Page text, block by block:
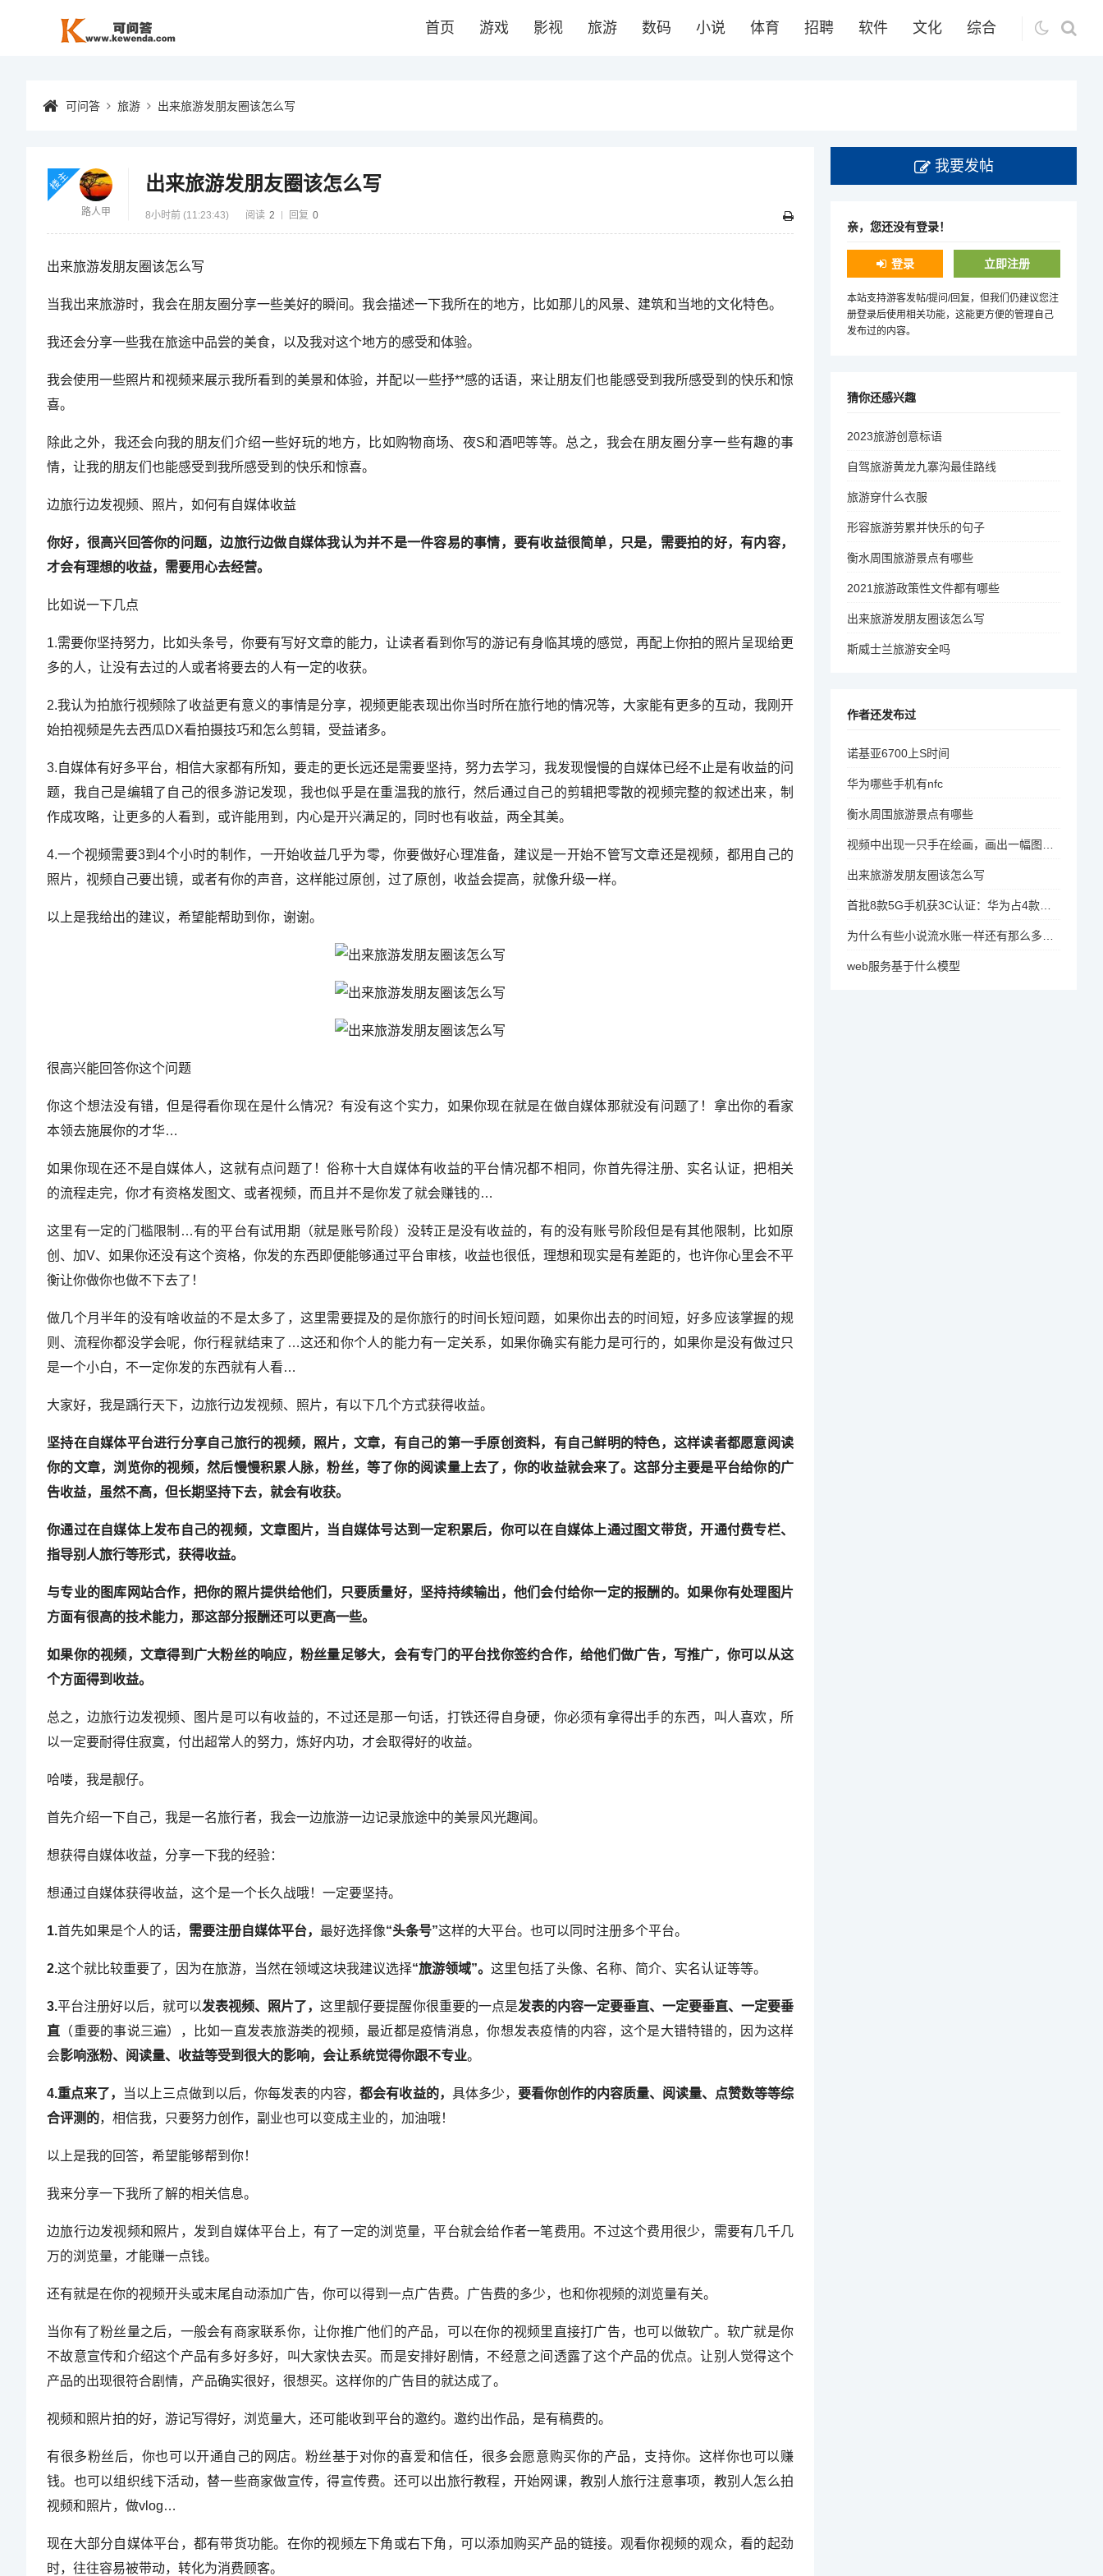
首页 游戏 影视 旅游 数码 小说 体育 招聘 软件 文化 综合
可问答 旅游 出来旅游发朋友圈该怎么写
出来旅游发朋友圈该怎么写
8小时前 (11:23:43) 阅读 2 回复 0
路人甲
楼主
出来旅游发朋友圈该怎么写
当我出来旅游时，我会在朋友圈分享一些美好的瞬间。我会描述一下我所在的地方，比如那儿的风景、建筑和当地的文化特色。
我还会分享一些我在旅途中品尝的美食，以及我对这个地方的感受和体验。
我会使用一些照片和视频来展示我所看到的美景和体验，并配以一些抒**感的话语，来让朋友们也能感受到我所感受到的快乐和惊
喜。
除此之外，我还会向我的朋友们介绍一些好玩的地方，比如购物商场、夜S和酒吧等等。总之，我会在朋友圈分享一些有趣的事
情，让我的朋友们也能感受到我所感受到的快乐和惊喜。
边旅行边发视频、照片，如何有自媒体收益
你好，很高兴回答你的问题，边旅行边做自媒体我认为并不是一件容易的事情，要有收益很简单，只是，需要拍的好，有内容，
才会有理想的收益，需要用心去经营。
比如说一下几点
1.需要你坚持努力，比如头条号，你要有写好文章的能力，让读者看到你写的游记有身临其境的感觉，再配上你拍的照片呈现给更
多的人，让没有去过的人或者将要去的人有一定的收获。
2.我认为拍旅行视频除了收益更有意义的事情是分享，视频更能表现出你当时所在旅行地的情况等，大家能有更多的互动，我刚开
始拍视频是先去西瓜DX看拍摄技巧和怎么剪辑，受益诸多。
3.自媒体有好多平台，相信大家都有所知，要走的更长远还是需要坚持，努力去学习，我发现慢慢的自媒体已经不止是有收益的问
题，我自己是编辑了自己的很多游记发现，我也似乎是在重温我的旅行，然后通过自己的剪辑把零散的视频完整的叙述出来，制
作成攻略，让更多的人看到，或许能用到，内心是开兴满足的，同时也有收益，两全其美。
4.一个视频需要3到4个小时的制作，一开始收益几乎为零，你要做好心理准备，建议是一开始不管写文章还是视频，都用自己的
照片，视频自己要出镜，或者有你的声音，这样能过原创，过了原创，收益会提高，就像升级一样。
以上是我给出的建议，希望能帮助到你，谢谢。
很高兴能回答你这个问题
你这个想法没有错，但是得看你现在是什么情况？有没有这个实力，如果你现在就是在做自媒体那就没有问题了！拿出你的看家
本领去施展你的才华…
如果你现在还不是自媒体人，这就有点问题了！俗称十大自媒体有收益的平台情况都不相同，你首先得注册、实名认证，把相关
的流程走完，你才有资格发图文、或者视频，而且并不是你发了就会赚钱的…
这里有一定的门槛限制…有的平台有试用期（就是账号阶段）没转正是没有收益的，有的没有账号阶段但是有其他限制，比如原
创、加V、如果你还没有这个资格，你发的东西即便能够通过平台审核，收益也很低，理想和现实是有差距的，也许你心里会不平
衡让你做你也做不下去了！
做几个月半年的没有啥收益的不是太多了，这里需要提及的是你旅行的时间长短问题，如果你出去的时间短，好多应该掌握的规
则、流程你都没学会呢，你行程就结束了…这还和你个人的能力有一定关系，如果你确实有能力是可行的，如果你是没有做过只
是一个小白，不一定你发的东西就有人看…
大家好，我是踽行天下，边旅行边发视频、照片，有以下几个方式获得收益。
坚持在自媒体平台进行分享自己旅行的视频，照片，文章，有自己的第一手原创资料，有自己鲜明的特色，这样读者都愿意阅读
你的文章，浏览你的视频，然后慢慢积累人脉，粉丝，等了你的阅读量上去了，你的收益就会来了。这部分主要是平台给你的广
告收益，虽然不高，但长期坚持下去，就会有收获。
你通过在自媒体上发布自己的视频，文章图片，当自媒体号达到一定积累后，你可以在自媒体上通过图文带货，开通付费专栏、
指导别人旅行等形式，获得收益。
与专业的图库网站合作，把你的照片提供给他们，只要质量好，坚持持续输出，他们会付给你一定的报酬的。如果你有处理图片
方面有很高的技术能力，那这部分报酬还可以更高一些。
如果你的视频，文章得到广大粉丝的响应，粉丝量足够大，会有专门的平台找你签约合作，给他们做广告，写推广，你可以从这
个方面得到收益。
总之，边旅行边发视频、图片是可以有收益的，不过还是那一句话，打铁还得自身硬，你必须有拿得出手的东西，叫人喜欢，所
以一定要耐得住寂寞，付出超常人的努力，炼好内功，才会取得好的收益。
哈喽，我是靓仔。
首先介绍一下自己，我是一名旅行者，我会一边旅游一边记录旅途中的美景风光趣闻。
想获得自媒体收益，分享一下我的经验：
想通过自媒体获得收益，这个是一个长久战哦！一定要坚持。
1.首先如果是个人的话， 需要注册自媒体平台， 最好选择像“头条号”这样的大平台。也可以同时注册多个平台。
2.这个就比较重要了，因为在旅游，当然在领域这块我建议选择“旅游领域”。 这里包括了头像、名称、简介、实名认证等等。
3.平台注册好以后，就可以发表视频、照片了，这里靓仔要提醒你很重要的一点是发表的内容一定要垂直、一定要垂直、一定要垂
直 （重要的事说三遍），比如一直发表旅游类的视频，最近都是疫情消息，你想发表疫情的内容，这个是大错特错的，因为这样
会影响涨粉、阅读量、收益等受到很大的影响，会让系统觉得你跟不专业。
4.重点来了， 当以上三点做到以后，你每发表的内容，都会有收益的， 具体多少， 要看你创作的内容质量、阅读量、点赞数等等综
合评测的，相信我，只要努力创作，副业也可以变成主业的，加油哦！
以上是我的回答，希望能够帮到你！
我来分享一下我所了解的相关信息。
边旅行边发视频和照片，发到自媒体平台上，有了一定的浏览量，平台就会给作者一笔费用。不过这个费用很少，需要有几千几
万的浏览量，才能赚一点钱。
还有就是在你的视频开头或末尾自动添加广告，你可以得到一点广告费。广告费的多少，也和你视频的浏览量有关。
当你有了粉丝量之后，一般会有商家联系你，让你推广他们的产品，可以在你的视频里直接打广告，也可以做软广。软广就是你
不故意宣传和介绍这个产品有多好多好，叫大家快去买。而是安排好剧情，不经意之间透露了这个产品的优点。让别人觉得这个
产品的出现很符合剧情，产品确实很好，很想买。这样你的广告目的就达成了。
视频和照片拍的好，游记写得好，浏览量大，还可能收到平台的邀约。邀约出作品，是有稿费的。
有很多粉丝后，你也可以开通自己的网店。粉丝基于对你的喜爱和信任，很多会愿意购买你的产品，支持你。这样你也可以赚
钱。也可以组织线下活动，替一些商家做宣传，得宣传费。还可以出旅行教程，开始网课，教别人旅行注意事项，教别人怎么拍
视频和照片，做vlog…
现在大部分自媒体平台，都有带货功能。在你的视频左下角或右下角，可以添加购买产品的链接。观看你视频的观众，看的起劲
时，往往容易被带动，转化为消费顾客。
我要发帖
亲，您还没有登录！
登录 立即注册
本站支持游客发帖/提问/回复，但我们仍建议您注
册登录后使用相关功能，这能更方便的管理自己
发布过的内容。
猜你还感兴趣
2023旅游创意标语
自驾旅游黄龙九寨沟最佳路线
旅游穿什么衣服
形容旅游劳累并快乐的句子
衡水周围旅游景点有哪些
2021旅游政策性文件都有哪些
出来旅游发朋友圈该怎么写
斯威士兰旅游安全吗
作者还发布过
诺基亚6700上S时间
华为哪些手机有nfc
衡水周围旅游景点有哪些
视频中出现一只手在绘画，画出一幅图片的视频，是用什么软件怎么制作
出来旅游发朋友圈该怎么写
首批8款5G手机获3C认证：华为占4款，未见小米，小米这是怎么了
为什么有些小说流水账一样还有那么多人看
web服务基于什么模型